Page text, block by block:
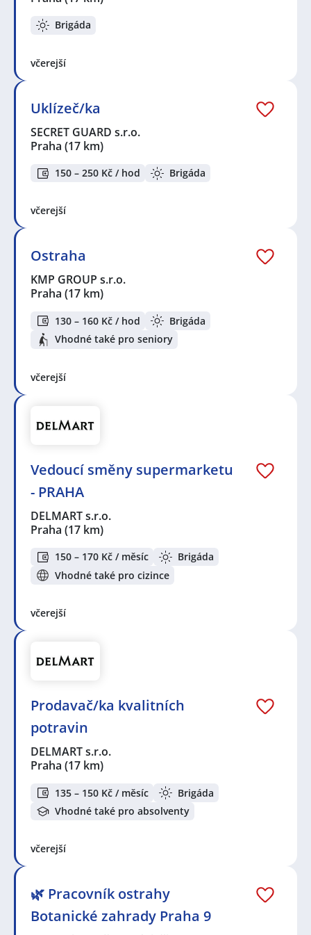
Brigáda
včerejší
Uklízeč/ka
SECRET GUARD s.r.o.
Praha (17 km)
150 – 250 Kč / hod Brigáda
včerejší
Ostraha
KMP GROUP s.r.o.
Praha (17 km)
130 – 160 Kč / hod
Brigáda
Vhodné také pro seniory
včerejší
Vedoucí směny supermarketu
- PRAHA
DELMART s.r.o.
Praha (17 km)
150 – 170 Kč / měsíc
Brigáda
Vhodné také pro cizince
včerejší
Prodavač/ka kvalitních
potravin
DELMART s.r.o.
Praha (17 km)
135 – 150 Kč / měsíc
Brigáda
Vhodné také pro absolventy
včerejší
🌿 Pracovník ostrahy
Botanické zahrady Praha 9